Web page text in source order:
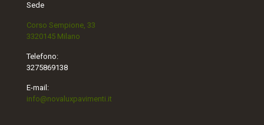
Sede
Corso Sempione, 33
3320145 Milano
Telefono:
3275869138
E-mail:
info@novaluxpavimenti.it